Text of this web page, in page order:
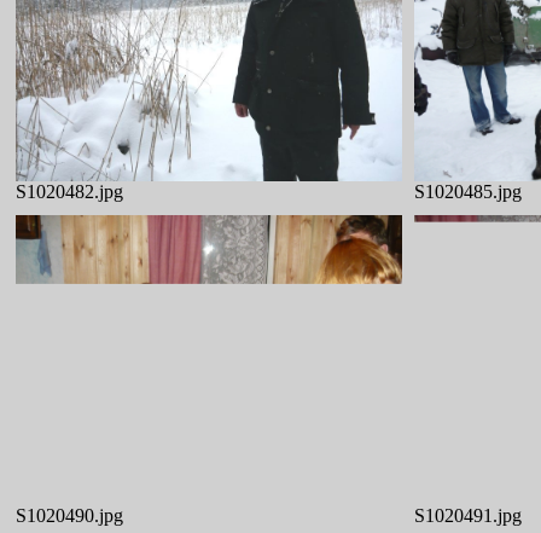
S1020482.jpg S1020485.jpg
S1020490.jpg S1020491.jpg